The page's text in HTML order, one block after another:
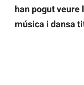
han pogut veure
música i dansa